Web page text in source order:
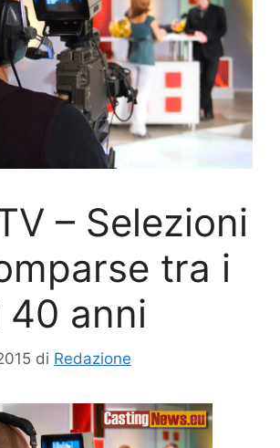
– Selezioni
tra i
40 anni
di Redazione